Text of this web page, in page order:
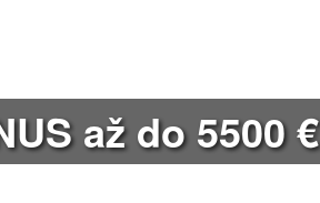
až do 5500 €